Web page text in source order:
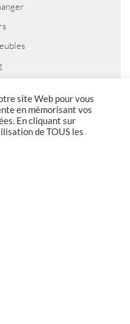
de vente
site Web pour vous
en mémorisant vos
En cliquant sur
de TOUS les